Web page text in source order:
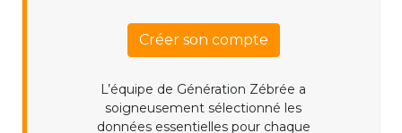
Créer son compte
L’équipe de Génération Zébrée a
soigneusement sélectionné les
données essentielles pour chaque